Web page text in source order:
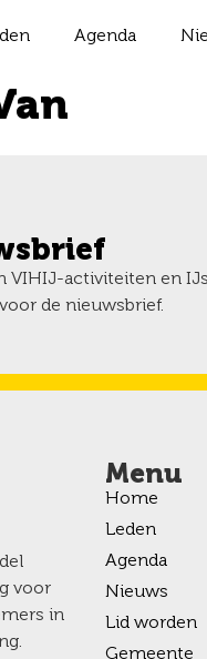
Agenda
VIHIJ-activiteiten en
de nieuwsbrief.
voor
in
Menu
Home
Leden
Agenda
Nieuws
Lid worden
Gemeente